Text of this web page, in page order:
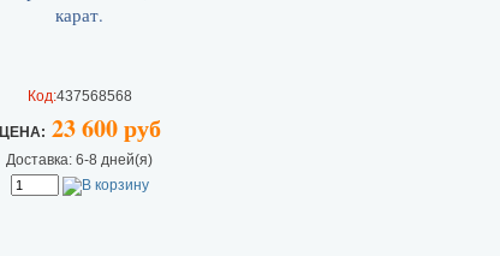
Код:437568568
ЦEHA: 23 600 руб
Доставка: 6-8 дней(я)